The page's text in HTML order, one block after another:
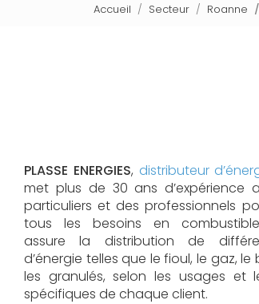
Accueil Secteur Roanne
PLASSE ENERGIES, distributeur
met plus de 30 ans d’expérience
particuliers et des professionnels
tous les besoins en
assure la distribution de
d’énergie telles que le fioul, le gaz,
les granulés, selon les usages et
spécifiques de chaque client.